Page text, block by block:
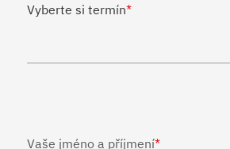
Vyberte si termín*
Vaše jméno a příjmení*